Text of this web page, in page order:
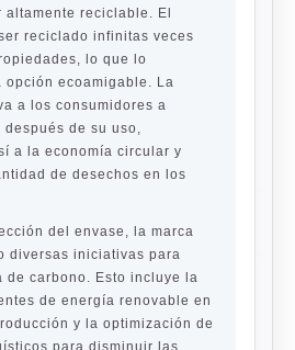
reciclable. El
reciclado infinitas veces
lo que lo
opción ecoamigable. La
a los consumidores a
de su uso,
a la economía circular y
de desechos en los
del envase, la marca
diversas iniciativas para
de carbono. Esto incluye la
de energía renovable en
y la optimización de
para disminuir las